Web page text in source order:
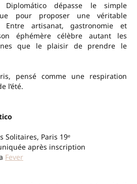
Diplomático dépasse le simple
pour proposer une véritable
Entre artisanat, gastronomie et
éphémère célèbre autant les
que le plaisir de prendre le
pensé comme une respiration
l’été.
Solitaires, Paris 19ᵉ
après inscription
Fever